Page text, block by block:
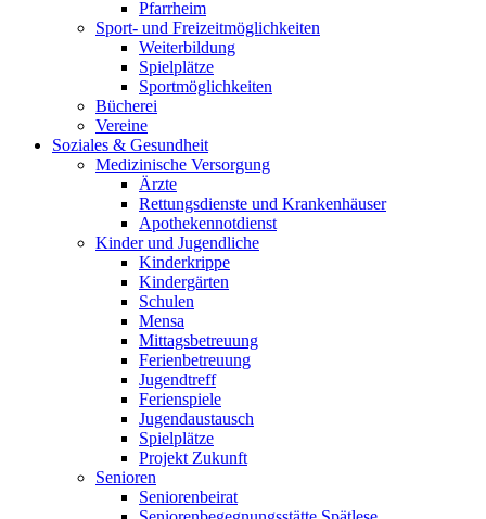
Pfarrheim
Sport- und Freizeitmöglichkeiten
Weiterbildung
Spielplätze
Sportmöglichkeiten
Bücherei
Vereine
Soziales & Gesundheit
Medizinische Versorgung
Ärzte
Rettungsdienste und Krankenhäuser
Apothekennotdienst
Kinder und Jugendliche
Kinderkrippe
Kindergärten
Schulen
Mensa
Mittagsbetreuung
Ferienbetreuung
Jugendtreff
Ferienspiele
Jugendaustausch
Spielplätze
Projekt Zukunft
Senioren
Seniorenbeirat